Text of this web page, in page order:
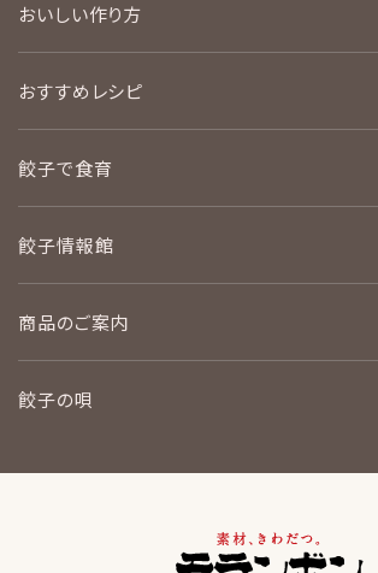
おいしい作り方
おすすめレシピ
餃子で食育
餃子情報館
商品のご案内
餃子の唄